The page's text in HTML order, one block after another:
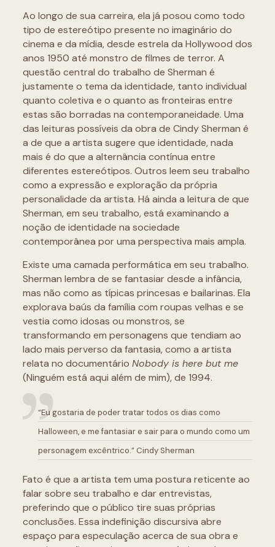
Ao longo de sua carreira, ela já posou como todo
tipo de estereótipo presente no imaginário do
cinema e da mídia, desde estrela da Hollywood dos
anos 1950 até monstro de filmes de terror. A
questão central do trabalho de Sherman é
justamente o tema da identidade, tanto individual
quanto coletiva e o quanto as fronteiras entre
estas são borradas na contemporaneidade. Uma
das leituras possíveis da obra de Cindy Sherman é
a de que a artista sugere que identidade, nada
mais é do que a alternância contínua entre
diferentes estereótipos. Outros leem seu trabalho
como a expressão e exploração da própria
personalidade da artista. Há ainda a leitura de que
Sherman, em seu trabalho, está examinando a
noção de identidade na sociedade
contemporânea por uma perspectiva mais ampla.
Existe uma camada performática em seu trabalho.
Sherman lembra de se fantasiar desde a infância,
mas não como as típicas princesas e bailarinas. Ela
explorava baús da família com roupas velhas e se
vestia como idosas ou monstros, se
transformando em personagens que tendiam ao
lado mais perverso da fantasia, como a artista
relata no documentário Nobody is here but me
(Ninguém está aqui além de mim), de 1994.
“Eu gostaria de poder tratar todos os dias como
Halloween, e me fantasiar e sair para o mundo como um
personagem excêntrico.” Cindy Sherman
Fato é que a artista tem uma postura reticente ao
falar sobre seu trabalho e dar entrevistas,
preferindo que o público tire suas próprias
conclusões. Essa indefinição discursiva abre
espaço para especulação acerca de sua obra e